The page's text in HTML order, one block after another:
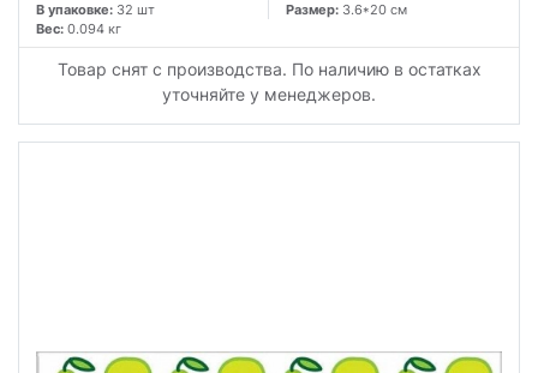
В упаковке: 32 шт Размер: 3.6*20 см
Вес: 0.094 кг
Товар снят с производства. По наличию в остатках
уточняйте у менеджеров.